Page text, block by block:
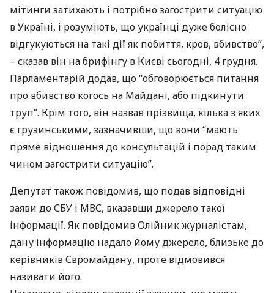
мітинги затихають і потрібно загострити ситуацію
в Україні, і розуміють, що українці дуже болісно
відгукуються на такі дії як побиття, кров, вбивство”,
– сказав він на брифінгу в Києві сьогодні, 4 грудня.
Парламентарій додав, що “обговорюється питання
про вбивство когось на Майдані, або підкинути
труп”. Крім того, він назвав прізвища, кілька з яких
є грузинськими, зазначивши, що вони “мають
пряме відношення до консультацій і порад таким
чином загострити ситуацію”.
Депутат також повідомив, що подав відповідні
заяви доСБУ і МВС, вказавши джерело такої
інформації. Як повідомив Олійник журналістам,
дану інформацію надало йому джерело, близьке до
керівників Євромайдану, проте відмовився
називати його.